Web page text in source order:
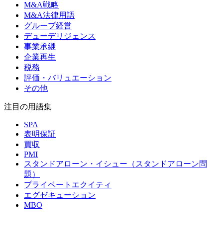
M&A戦略
M&A法律用語
グループ経営
デューデリジェンス
事業承継
企業再生
税務
評価・バリュエーション
その他
注目の用語集
SPA
表明保証
買収
PMI
スタンドアローン・イシュー（スタンドアローン問
題）
プライベートエクイティ
エグゼキューション
MBO